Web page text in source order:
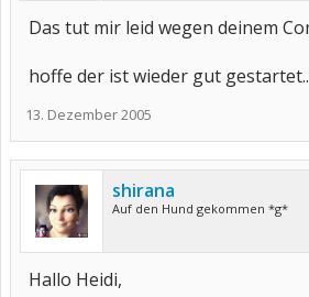
Das tut mir leid wegen deinem
hoffe der ist wieder gut
13. Dezember 2005
shirana
Auf den Hund gekommen *g*
Hallo Heidi,